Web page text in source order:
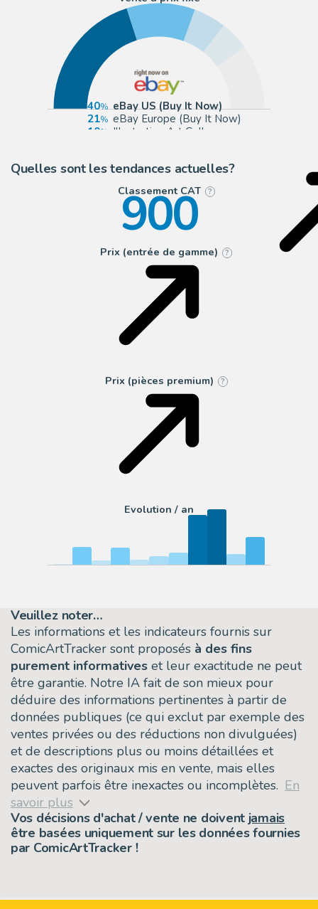
40
eBay US (Buy It Now)
21
eBay Europe (Buy It Now)
10
Illustration Art Gallery
Quelles sont les tendances actuelles?
Classement CAT ?
900
Prix (entrée de gamme) ?
Prix (pièces premium) ?
Evolution / an
Veuillez noter…
Les informations et les indicateurs fournis sur
ComicArtTracker sont proposés à des fins
purement informatives et leur exactitude ne peut
être garantie. Notre IA fait de son mieux pour
déduire des informations pertinentes à partir de
données publiques (ce qui exclut par exemple des
ventes privées ou des réductions non divulguées)
et de descriptions plus ou moins détaillées et
exactes des originaux mis en vente, mais elles
peuvent parfois être inexactes ou incomplètes. En
savoir plus
Vos décisions d'achat / vente ne doivent jamais
être basées uniquement sur les données fournies
par ComicArtTracker !